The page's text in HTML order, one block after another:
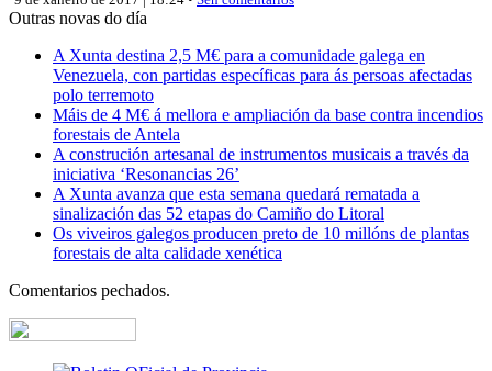
Outras novas do día
A Xunta destina 2,5 M€ para a comunidade galega en
Venezuela, con partidas específicas para ás persoas afectadas
polo terremoto
Máis de 4 M€ á mellora e ampliación da base contra incendios
forestais de Antela
A construción artesanal de instrumentos musicais a través da
iniciativa ‘Resonancias 26’
A Xunta avanza que esta semana quedará rematada a
sinalización das 52 etapas do Camiño do Litoral
Os viveiros galegos producen preto de 10 millóns de plantas
forestais de alta calidade xenética
Comentarios pechados.